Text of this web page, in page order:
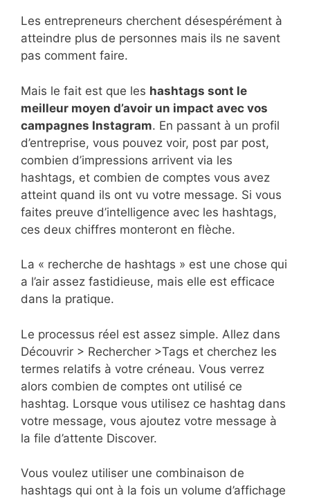
Les entrepreneurs cherchent désespérément à
atteindre plus de personnes mais ils ne savent
pas comment faire.
Mais le fait est que les hashtags sont le
meilleur moyen d’avoir un impact avec vos
campagnes Instagram. En passant à un profil
d’entreprise, vous pouvez voir, post par post,
combien d’impressions arrivent via les
hashtags, et combien de comptes vous avez
atteint quand ils ont vu votre message. Si vous
faites preuve d’intelligence avec les hashtags,
ces deux chiffres monteront en flèche.
La « recherche de hashtags » est une chose qui
a l’air assez fastidieuse, mais elle est efficace
dans la pratique.
Le processus réel est assez simple. Allez dans
Découvrir > Rechercher >Tags et cherchez les
termes relatifs à votre créneau. Vous verrez
alors combien de comptes ont utilisé ce
hashtag. Lorsque vous utilisez ce hashtag dans
votre message, vous ajoutez votre message à
la file d’attente Discover.
Vous voulez utiliser une combinaison de
hashtags qui ont à la fois un volume d’affichage